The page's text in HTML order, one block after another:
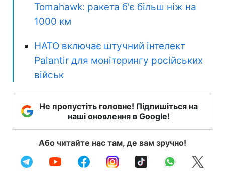
Tomahawk: ракета б'є більш ніж на
1000 км
НАТО включає штучний інтелект
Palantir для моніторингу російських
військ
Не пропустіть головне! Підпишіться на
наші оновлення в Google!
Або читайте нас там, де вам зручно!